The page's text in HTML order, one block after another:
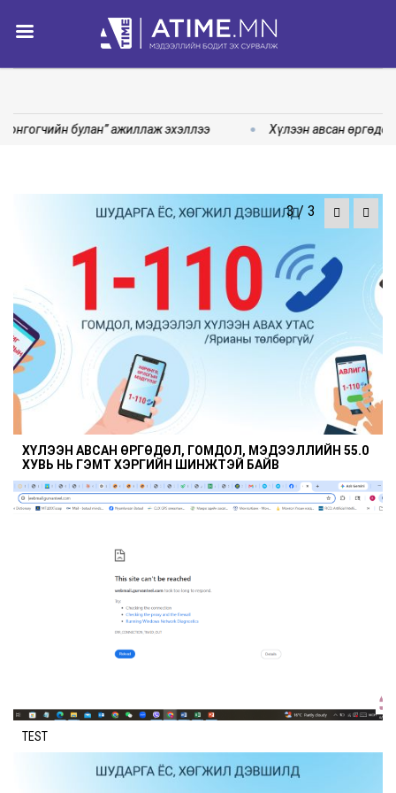
булан” ажиллаж эхэллээ Хүлээн авсан
3/ 3
ХҮЛЭЭН АВСАН ӨРГӨДӨЛ, ГОМДОЛ, МЭДЭЭЛЛИЙН 55.0
ХУВЬ НЬ ГЭМТ ХЭРГИЙН ШИНЖТЭЙ БАЙВ
TEST